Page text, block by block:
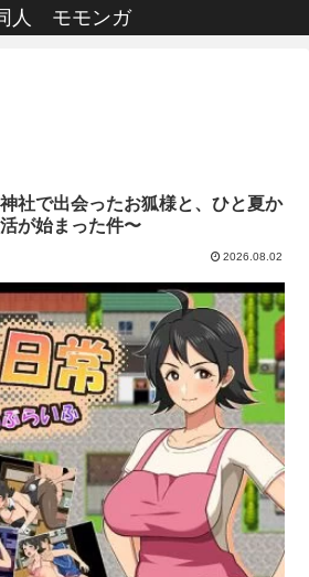
人 モモンガ
社で出会ったお狐様と、ひと夏か
が始まった件〜
2026.08.02